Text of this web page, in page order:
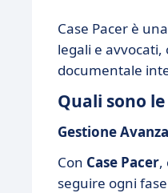
Case Pacer è
legali e
documentale
Quali sono
Gestione
Con Case Pacer,
seguire ogni